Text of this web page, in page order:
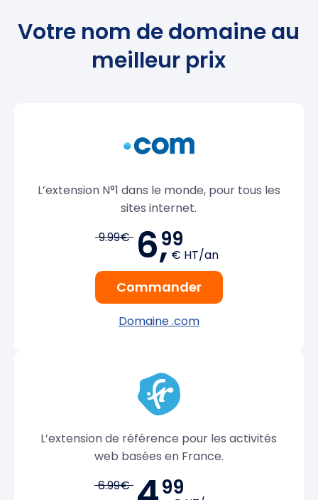
Votre nom de domaine au
meilleur prix
L’extension N°1 dans le monde, pour tous les
sites internet.
9.99€ 6,99
€ HT/an
Commander
Domaine .com
L’extension de référence pour les activités
web basées en France.
6.99€
99